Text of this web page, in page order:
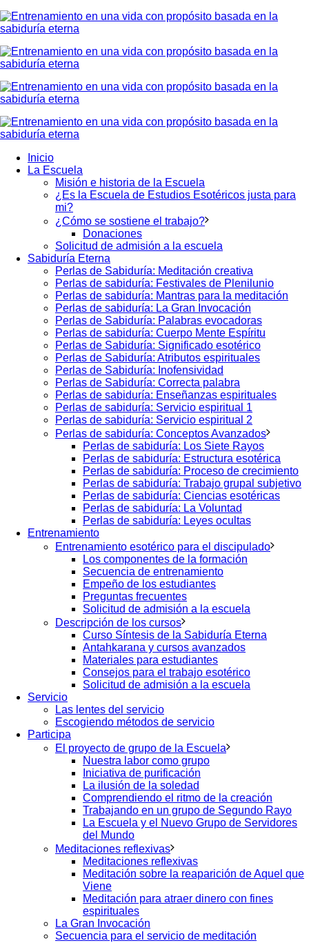
Inicio
La Escuela
Misión e historia de la Escuela
¿Es la Escuela de Estudios Esotéricos justa para
mi?
¿Cómo se sostiene el trabajo?
Donaciones
Solicitud de admisión a la escuela
Sabiduría Eterna
Perlas de Sabiduría: Meditación creativa
Perlas de sabiduría: Festivales de Plenilunio
Perlas de sabiduría: Mantras para la meditación
Perlas de sabiduría: La Gran Invocación
Perlas de Sabiduría: Palabras evocadoras
Perlas de sabiduría: Cuerpo Mente Espíritu
Perlas de Sabiduría: Significado esotérico
Perlas de Sabiduría: Atributos espirituales
Perlas de Sabiduría: Inofensividad
Perlas de Sabiduría: Correcta palabra
Perlas de sabiduría: Enseñanzas espirituales
Perlas de sabiduría: Servicio espiritual 1
Perlas de sabiduría: Servicio espiritual 2
Perlas de sabiduría: Conceptos Avanzados
Perlas de sabiduría: Los Siete Rayos
Perlas de sabiduría: Estructura esotérica
Perlas de sabiduría: Proceso de crecimiento
Perlas de sabiduría: Trabajo grupal subjetivo
Perlas de sabiduría: Ciencias esotéricas
Perlas de sabiduría: La Voluntad
Perlas de sabiduría: Leyes ocultas
Entrenamiento
Entrenamiento esotérico para el discipulado
Los componentes de la formación
Secuencia de entrenamiento
Empeño de los estudiantes
Preguntas frecuentes
Solicitud de admisión a la escuela
Descripción de los cursos
Curso Síntesis de la Sabiduría Eterna
Antahkarana y cursos avanzados
Materiales para estudiantes
Consejos para el trabajo esotérico
Solicitud de admisión a la escuela
Servicio
Las lentes del servicio
Escogiendo métodos de servicio
Participa
El proyecto de grupo de la Escuela
Nuestra labor como grupo
Iniciativa de purificación
La ilusión de la soledad
Comprendiendo el ritmo de la creación
Trabajando en un grupo de Segundo Rayo
La Escuela y el Nuevo Grupo de Servidores
del Mundo
Meditaciones reflexivas
Meditaciones reflexivas
Meditación sobre la reaparición de Aquel que
Viene
Meditación para atraer dinero con fines
espirituales
La Gran Invocación
Secuencia para el servicio de meditación